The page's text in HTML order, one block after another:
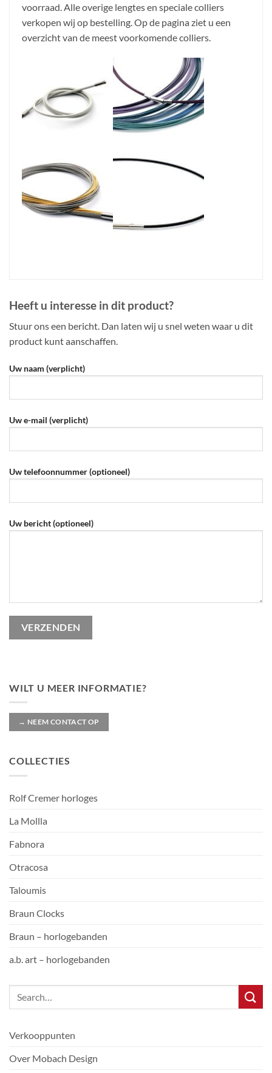
WILT U MEER INFORMATIE?
→ NEEM CONTACT OP
COLLECTIES
Rolf Cremer horloges
La Mollla
Fabnora
Otracosa
Taloumis
Braun Clocks
Braun – horlogebanden
a.b. art – horlogebanden
Verkooppunten
Over Mobach Design
voorraad. Alle overige lengtes en speciale colliers
verkopen wij op bestelling. Op de pagina ziet u een
overzicht van de meest voorkomende colliers.
Heeft u interesse in dit product?
Stuur ons een bericht. Dan laten wij u snel weten waar u dit
product kunt aanschaffen.
Uw naam (verplicht)
Uw e-mail (verplicht)
Uw telefoonnummer (optioneel)
Gelieve dit veld leeg te laten.
Uw bericht (optioneel)